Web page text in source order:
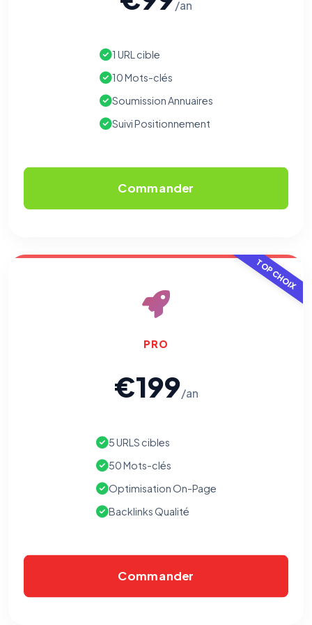
/an
1 URL cible
10 Mots-clés
Soumission Annuaires
Suivi Positionnement
Commander
TOP CHOIX
PRO
€199/an
5 URLS cibles
50 Mots-clés
Optimisation On-Page
Backlinks Qualité
Commander